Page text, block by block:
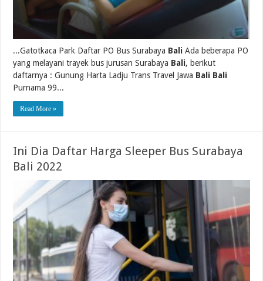
...Gatotkaca Park Daftar PO Bus Surabaya Bali Ada beberapa PO
yang melayani trayek bus jurusan Surabaya Bali, berikut
daftarnya : Gunung Harta Ladju Trans Travel Jawa Bali Bali
Purnama 99...
Read More »
Ini Dia Daftar Harga Sleeper Bus Surabaya
Bali 2022